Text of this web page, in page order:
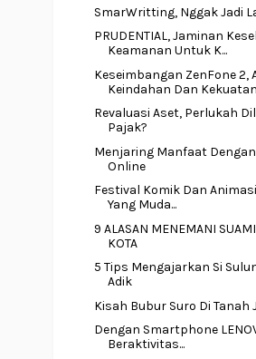
SmarWritting, Nggak Jadi
PRUDENTIAL, Jaminan
Keamanan Untuk K...
Keseimbangan ZenFone 2,
Keindahan Dan Kekuatan
Revaluasi Aset, Perlukah
Pajak?
Menjaring Manfaat
Online
Festival Komik Dan
Yang Muda...
9 ALASAN MENEMANI
KOTA
5 Tips Mengajarkan Si
Adik
Kisah Bubur Suro Di Tanah
Dengan Smartphone
Beraktivitas...